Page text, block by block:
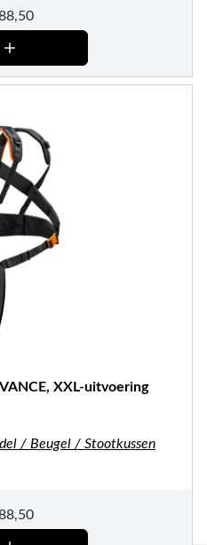
XXL-uitvoering
/ Beugel / Stootkussen